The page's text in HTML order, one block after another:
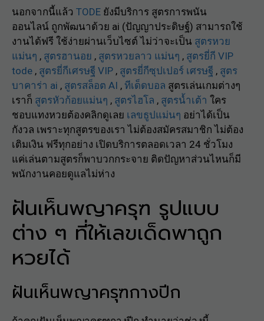
นอกจากนี้แล้ว TODE ยังมีบริการ สูตรการพนัน
ออนไลน์ ถูกพัฒนาด้วย ai (ปัญญาประดิษฐ์) สามารถใช้
งานได้ฟรี ใช้ง่ายผ่านเว็บไซต์ ไม่ว่าจะเป็น สูตรหวย
แม่นๆ , สูตรฮานอย , สูตรหวยลาว แม่นๆ , สูตรยี่กี VIP
tode , สูตรยี่กีเศรษฐี VIP , สูตรยี่กีซุปเปอร์ เศรษฐี , สูตร
บาคาร่า ai , สูตรสล็อต AI , ทีเด็ดบอล สูตรเล่นเกมต่างๆ
เราก็ สูตรหัวก้อยแม่นๆ , สูตรไฮโล , สูตรน้ำเต้า ใคร
ชอบแทงหวยต้องคลิกดูเลย เลขธูปแม่นๆ อย่าได้เป็น
กังวล เพราะทุกสูตรของเรา ไม่ต้องสมัครสมาชิก ไม่ต้อง
เติมเงิน ฟรีทุกอย่าง เปิดบริการตลอดเวลา 24 ชั่วโมง
แค่เล่นตามสูตรก็พาบวกกระจาย ติดปัญหาส่วนไหนก็มี
พนักงานคอยดูแลไม่ห่าง
ฝันเห็นพญาครุฑ รูปแบบ
ต่าง ๆ ที่ให้เลขเด็ดพาถูก
หวยได้
ฝันเห็นพญาครุฑกางปีก